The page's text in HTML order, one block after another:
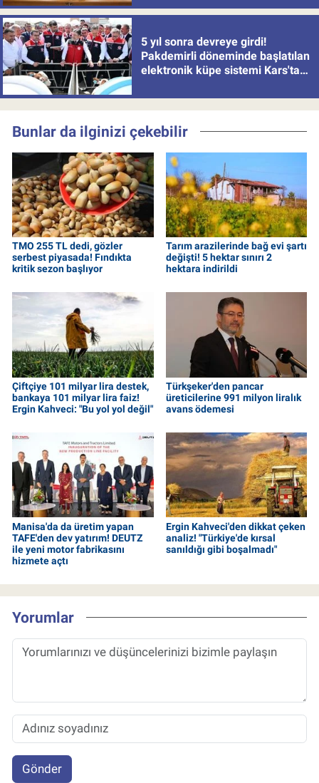
5 yıl sonra devreye girdi!
Pakdemirli döneminde başlatılan
elektronik küpe sistemi Kars'tan
Bunlar da ilginizi çekebilir
TMO 255 TL dedi, gözler
serbest piyasada! Fındıkta
kritik sezon başlıyor
Tarım arazilerinde bağ evi şartı
değişti! 5 hektar sınırı 2
hektara indirildi
Çiftçiye 101 milyar lira destek,
bankaya 101 milyar lira faiz!
Ergin Kahveci: "Bu yol yol değil"
Türkşeker'den pancar
üreticilerine 991 milyon liralık
avans ödemesi
Manisa'da da üretim yapan
TAFE'den dev yatırım! DEUTZ
ile yeni motor fabrikasını
hizmete açtı
Ergin Kahveci'den dikkat çeken
analiz! "Türkiye'de kırsal
sanıldığı gibi boşalmadı"
Yorumlar
Gönder